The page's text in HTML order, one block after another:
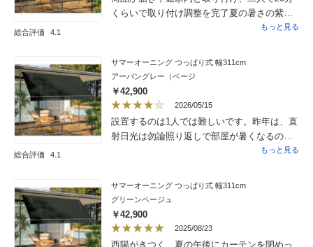
果麻紐で結んだら目立たず、しっくりきまし
た。隣家からの視線は、全く気にならなくな
総合評価 4.1
くらいで取り付け調整を完了夏の暑さの紫外
線が遮断されたのかテラスのボードウオーク
いて以前よりいたって快適、今夏はテラスで
孫とバーぺキューをと今から楽しみにしてい
ます。ただ大満足ではない点は取り付けが簡
単だったぶん強度に不安が、もう少し見た目
にもっと強そうな感じが持てるようなデザイ
ンだと満点かな。
もっと見る
総合評価 4.1
サマーオーニング つっぱり式 幅311cm
アーバングレー（ベージ
￥42,900
2026/05/15
設置するのは1人では難しいです。昨年は、直
射日光は勿論照り返しで部屋が暑くなるので
酷暑日は窓のシャッターを降ろしていました
今は風も強く吹くことがあるので、それにも
耐えられることを期待して星４つです。
もっと見る
サマーオーニング つっぱり式 幅311cm
グリーンベージュ
￥42,900
2025/08/23
西陽がきつく、夏の午後にカーテンを閉めっ